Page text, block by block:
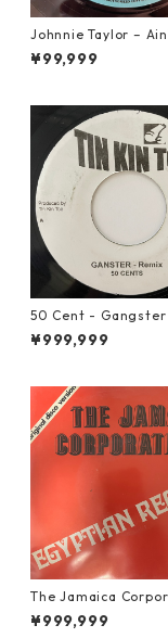
Johnnie Taylor –
Loving You【7-21684
¥99,999
50 Cent - Gangster
【7-20928】
¥999,999
The Jamaica
Egyptian Reggae【
4】
¥999,999